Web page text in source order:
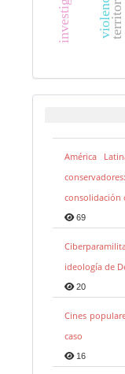
territorio
América
consolidación
69
ideología de
20
Cines
caso
16